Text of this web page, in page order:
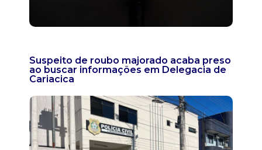
Suspeito de roubo majorado acaba preso
ao buscar informações em Delegacia de
Cariacica